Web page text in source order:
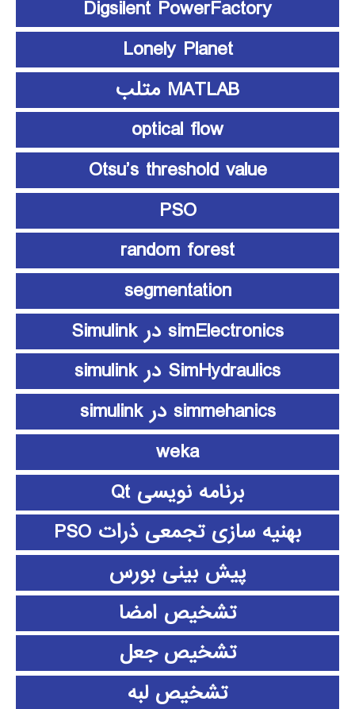
Digsilent PowerFactory
Lonely Planet
MATLAB متلب
optical flow
Otsu’s threshold value
PSO
random forest
segmentation
simElectronics در Simulink
SimHydraulics در simulink
simmehanics در simulink
weka
برنامه نویسی Qt
بهنیه سازی تجمعی ذرات PSO
پیش بینی بورس
تشخیص امضا
تشخیص جعل
تشخیص لبه